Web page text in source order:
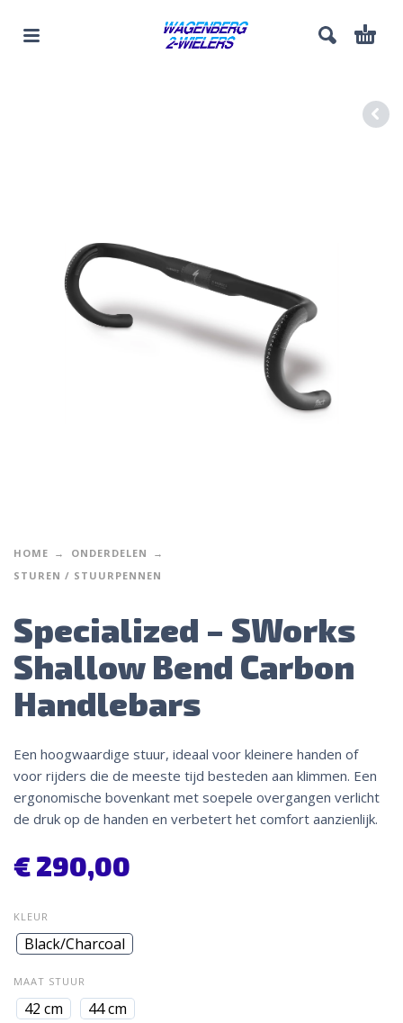
HOME
ONDERDELEN
STUREN / STUURPENNEN
Specialized – SWorks
Shallow Bend Carbon
Handlebars
Een hoogwaardige stuur, ideaal voor kleinere handen of
voor rijders die de meeste tijd besteden aan klimmen. Een
ergonomische bovenkant met soepele overgangen verlicht
de druk op de handen en verbetert het comfort aanzienlijk.
€290,00
KLEUR
Black/Charcoal
MAAT STUUR
42 cm 44 cm